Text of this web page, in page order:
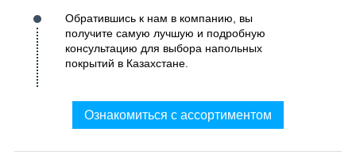
Обратившись к нам в компанию, вы
получите самую лучшую и подробную
консультацию для выбора напольных
покрытий в Казахстане.
Ознакомиться с ассортиментом